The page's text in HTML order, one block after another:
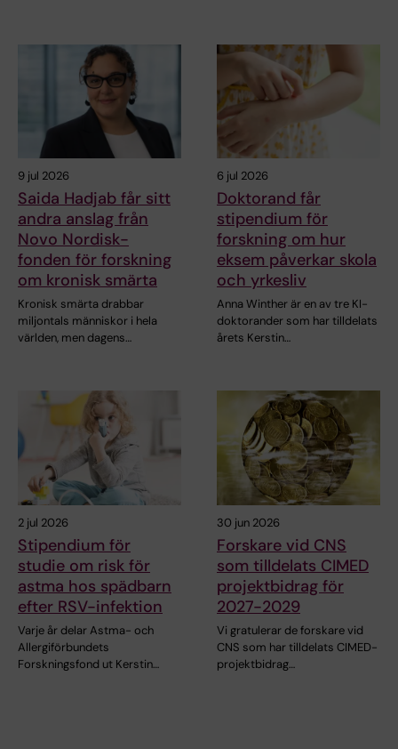
9 jul 2026
Saida Hadjab får sitt
andra anslag från
Novo Nordisk-
fonden för forskning
om kronisk smärta
Kronisk smärta drabbar
miljontals människor i hela
världen, men dagens…
6 jul 2026
Doktorand får
stipendium för
forskning om hur
eksem påverkar skola
och yrkesliv
Anna Winther är en av tre KI-
doktorander som har tilldelats
årets Kerstin…
2 jul 2026
Stipendium för
studie om risk för
astma hos spädbarn
efter RSV-infektion
Varje år delar Astma- och
Allergiförbundets
Forskningsfond ut Kerstin…
30 jun 2026
Forskare vid CNS
som tilldelats CIMED
projektbidrag för
2027-2029
Vi gratulerar de forskare vid
CNS som har tilldelats CIMED-
projektbidrag…